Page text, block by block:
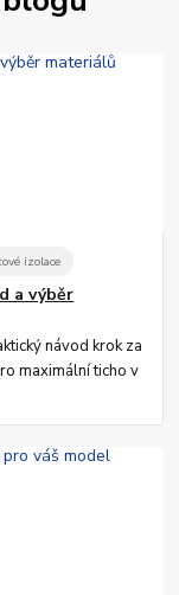
izolace
a výběr
návod krok za
maximální ticho v